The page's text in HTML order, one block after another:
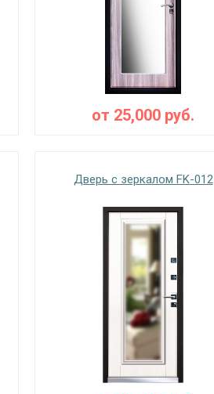
от 25,000 руб.
Дверь с зеркалом FK-012